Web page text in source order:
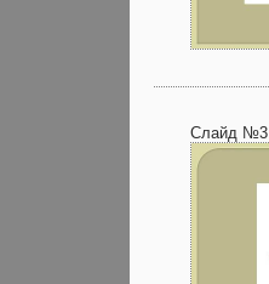
Слайд №3